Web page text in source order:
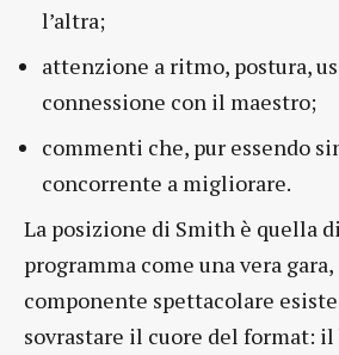
l’altra;
attenzione a ritmo, postura,
connessione con il maestro;
commenti che, pur essendo
concorrente a migliorare.
La posizione di Smith è quella
programma come una vera gara,
componente spettacolare
sovrastare il cuore del format: